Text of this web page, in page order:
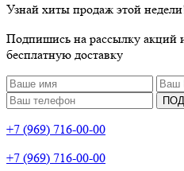
Узнай хиты продаж этой
Подпишись на рассылку акций
бесплатную доставку
+7 (969) 716-00-00
+7 (969) 716-00-00